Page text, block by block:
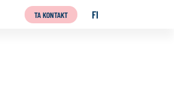
TA KONTAKT FI
SUOMI